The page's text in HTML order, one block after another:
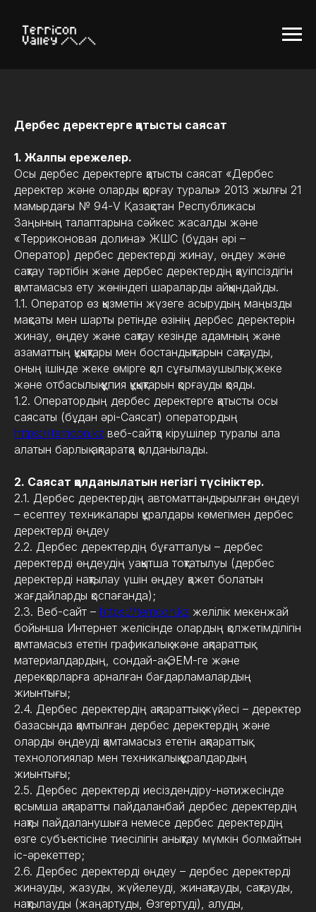
Дербес деректерге қатысты саясат
1. Жалпы ережелер.
Осы дербес деректерге қатысты саясат «Дербес
деректер және оларды қорғау туралы» 2013 жылғы 21
мамырдағы № 94-V Қазақстан Республикасы
Заңының талаптарына сәйкес жасалды және
«Терриконовая долина» ЖШС (бұдан әрі –
Оператор) дербес деректерді жинау, өңдеу және
сақтау тәртібін және дербес деректердің қауіпсіздігін
қамтамасыз ету жөніндегі шараларды айқындайды.
1.1. Оператор өз қызметін жүзеге асырудың маңызды
мақсаты мен шарты ретінде өзінің дербес деректерін
жинау, өңдеу және сақтау кезінде адамның және
азаматтың құқықтары мен бостандықтарын сақтауды,
оның ішінде жеке өмірге қол сұғылмаушылық, жеке
және отбасылық құпия құқықтарын қорғауды қояды.
1.2. Оператордың дербес деректерге қатысты осы
саясаты (бұдан әрі-Саясат) оператордың
https://terricon.kz веб-сайтқа кірушілер туралы ала
алатын барлық ақпаратқа қолданылады.
2. Саясат қолданылатын негізгі түсініктер.
2.1. Дербес деректердің автоматтандырылған өңдеуі
– есептеу техникалары құралдары көмегімен дербес
деректерді өңдеу
2.2. Дербес деректердің бұғатталуы – дербес
деректерді өңдеудің уақытша тоқтатылуы (дербес
деректерді нақтылау үшін өңдеу қажет болатын
жағдайларды қоспағанда);
2.3. Веб-сайт – https://terricon.kz желілік мекенжай
бойынша Интернет желісінде олардың қолжетімділігін
қамтамасыз ететін графикалық және ақпараттық
материалдардың, сондай-ақ ЭЕМ-ге және
дерекқорларға арналған бағдарламалардың
жиынтығы;
2.4. Дербес деректердің ақпараттық жүйесі – деректер
базасында қамтылған дербес деректердің және
оларды өңдеуді қамтамасыз ететін ақпараттық
технологиялар мен техникалық құралдардың
жиынтығы;
2.5. Дербес деректерді иесіздендіру-нәтижесінде
қосымша ақпаратты пайдаланбай дербес деректердің
нақты пайдаланушыға немесе дербес деректердің
өзге субъектісіне тиесілігін анықтау мүмкін болмайтын
іс-әрекеттер;
2.6. Дербес деректерді өңдеу – дербес деректерді
жинауды, жазуды, жүйелеуді, жинақтауды, сақтауды,
нақтылауды (жаңартуды, Өзгертуді), алуды,